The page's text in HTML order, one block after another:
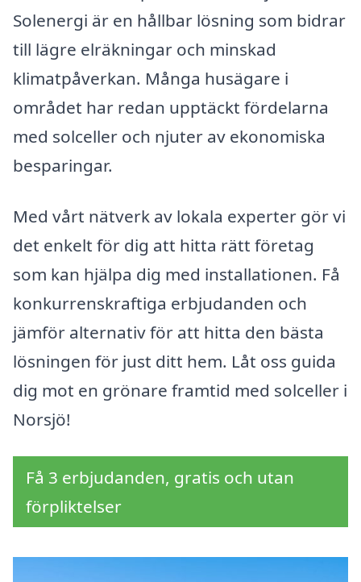
Solenergi är en hållbar lösning som bidrar
till lägre elräkningar och minskad
klimatpåverkan. Många husägare i
området har redan upptäckt fördelarna
med solceller och njuter av ekonomiska
besparingar.
Med vårt nätverk av lokala experter gör vi
det enkelt för dig att hitta rätt företag
som kan hjälpa dig med installationen. Få
konkurrenskraftiga erbjudanden och
jämför alternativ för att hitta den bästa
lösningen för just ditt hem. Låt oss guida
dig mot en grönare framtid med solceller i
Norsjö!
Få 3 erbjudanden, gratis och utan
förpliktelser